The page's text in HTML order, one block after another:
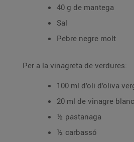
40 g de mantega
Sal
Pebre negre molt
Per a la vinagreta de verdures:
100 ml d’oli d’oliva
20 ml de vinagre blanc
½ pastanaga
½ carbassó